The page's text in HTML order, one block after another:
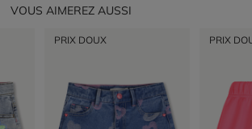
VOUS AIMEREZ AUSSI
PRIX DOUX PRIX